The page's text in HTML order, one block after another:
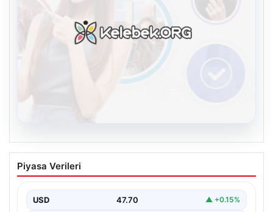
Kelebek chat adresi İle Dijital İletişimin
Seviyeli Adresi Ve Muhabbet Deneyimi
kurması ciddi bir hassasiyet barındırmaktadır. Halen
çeşitli…
Piyasa Verileri
USD 47.70 ▲ +0.15%